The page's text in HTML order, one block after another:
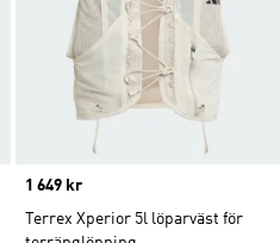
Price
1 649 kr
Terrex Xperior 5l löparväst för